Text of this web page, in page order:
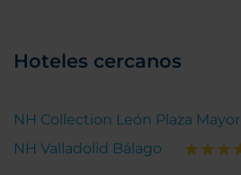
Hoteles cercanos
NH Collection León Plaza Mayor
NH Valladolid Bálago